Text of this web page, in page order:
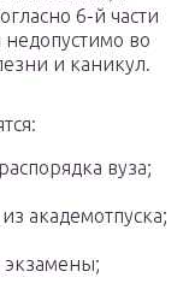
6-й части
недопустимо во
и каникул.
вуза;
академотпуска;
экзамены;